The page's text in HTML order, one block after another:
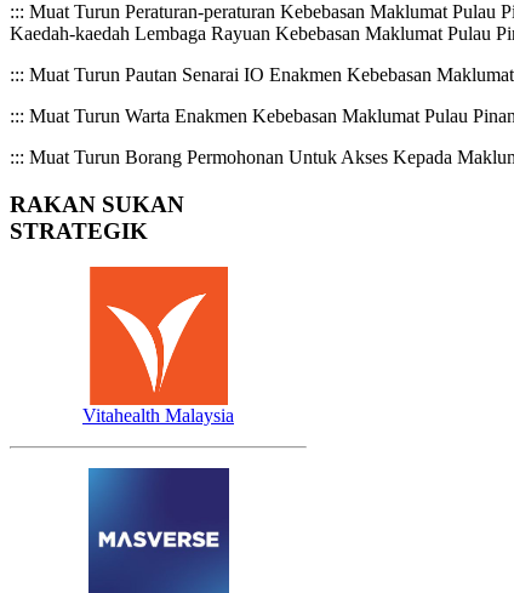
::: Muat Turun Peraturan-peraturan Kebebasan Maklumat Pulau
Kaedah-kaedah Lembaga Rayuan Kebebasan Maklumat Pulau
::: Muat Turun Pautan Senarai IO Enakmen Kebebasan
::: Muat Turun Warta Enakmen Kebebasan Maklumat Pulau
::: Muat Turun Borang Permohonan Untuk Akses Kepada
RAKAN SUKAN
STRATEGIK
Vitahealth Malaysia